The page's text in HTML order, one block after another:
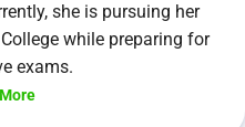
she is pursuing her
while preparing for
exams.